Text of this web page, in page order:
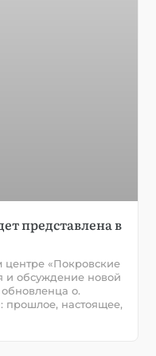
представлена в
центре «Покровские
и обсуждение новой
обновленца о.
прошлое, настоящее,